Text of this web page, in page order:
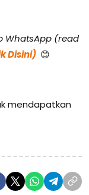
WhatsApp (read
Disini) 😊
mendapatkan